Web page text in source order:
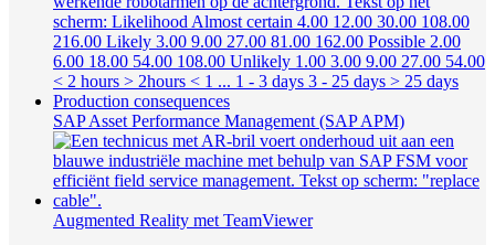
SAP Asset Performance Management (SAP APM)
Augmented Reality met TeamViewer